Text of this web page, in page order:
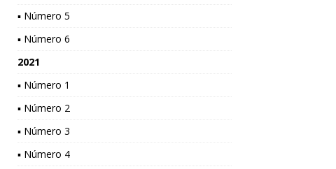
▪ Número 5
▪ Número 6
2021
▪ Número 1
▪ Número 2
▪ Número 3
▪ Número 4